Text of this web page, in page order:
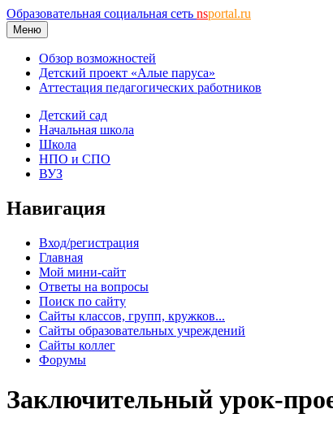
Образовательная социальная сеть nsportal.ru
Меню
Обзор возможностей
Детский проект «Алые паруса»
Аттестация педагогических работников
Детский сад
Начальная школа
Школа
НПО и СПО
ВУЗ
Навигация
Вход/регистрация
Главная
Мой мини-сайт
Ответы на вопросы
Поиск по сайту
Сайты классов, групп, кружков...
Сайты образовательных учреждений
Сайты коллег
Форумы
Заключительный урок-